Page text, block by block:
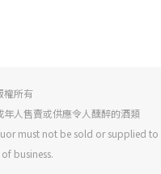
權所有
人售賣或供應令人醺醉的酒類
must not be sold or supplied to
business.